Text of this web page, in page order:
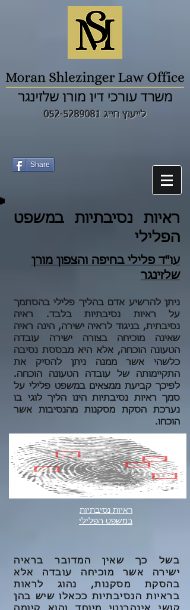
לייעוץ חייג 052-5289081
Share
ראיות נסיבתיות במשפט
הפלילי
עו"ד פלילי בחיפה והצפון מורן
שלזינגר
ניתן להרשיע אדם בהליך פלילי בהסתמך
על ראיות נסיבתיות בלבד. ראיה
נסיבתית, בניגוד לראיה ישירה, הינה ראיה
שאינה מוכיחה בצורה ישירה עובדה
הטעונה הוכחה, אלא היא מבססת נסיבה
כלשהי אשר ממנה ניתן להסיק את
התקיימותה של עובדה הטעונה הוכחה.
לפיכך קביעת ממצאים במשפט פלילי על
סמך ראיות נסיבתיות הינו הליך לוגי בו
נערכת הסקת מסקנות מהנסיבות אשר
הוכחו.
ראיות נסיבתיות
במשפט הפלילי
בשל כך שאין המדובר בראיה
ישירה אשר מוכיחה עובדה אלא
בהסקת מסקנות, נהוג לראות
בראיות הנסיבתיות ככאלו שיש בהן